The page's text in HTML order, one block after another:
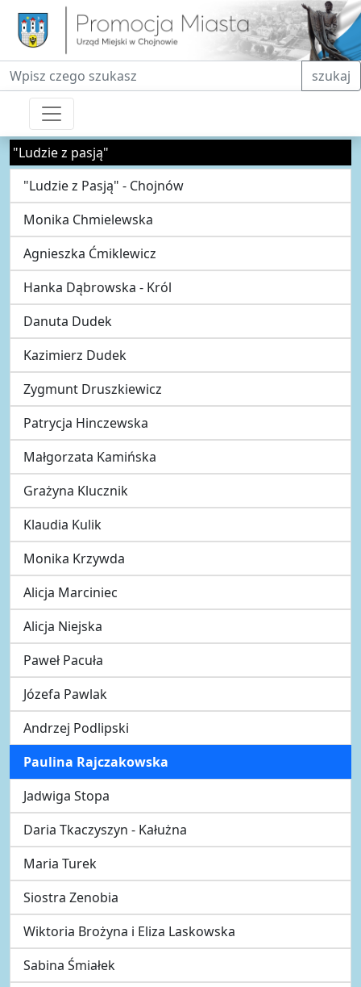
Fraza do wyszukiwania szukaj
"Ludzie z pasją"
"Ludzie z Pasją" - Chojnów
Monika Chmielewska
Agnieszka Ćmiklewicz
Hanka Dąbrowska - Król
Danuta Dudek
Kazimierz Dudek
Zygmunt Druszkiewicz
Patrycja Hinczewska
Małgorzata Kamińska
Grażyna Klucznik
Klaudia Kulik
Monika Krzywda
Alicja Marciniec
Alicja Niejska
Paweł Pacuła
Józefa Pawlak
Andrzej Podlipski
Paulina Rajczakowska
Jadwiga Stopa
Daria Tkaczyszyn - Kałużna
Maria Turek
Siostra Zenobia
Wiktoria Brożyna i Eliza Laskowska
Sabina Śmiałek